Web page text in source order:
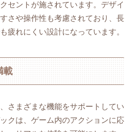
セントが施されています。デザイ
さや操作性も考慮されており、長
疲れにくい設計になっています。
載
さまざまな機能をサポートしてい
クは、ゲーム内のアクションに応